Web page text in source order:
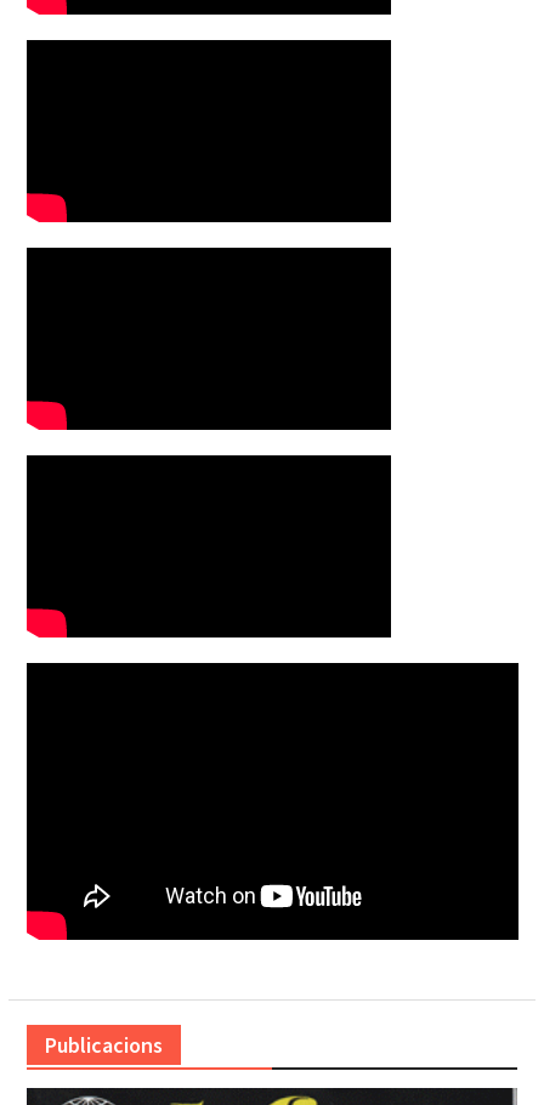
Publicacions